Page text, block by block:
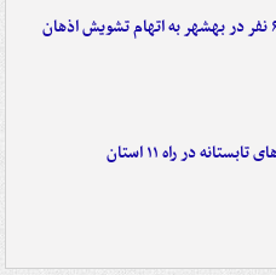
دستگیری ۶ نفر در بهشهر به اتهام تشویش اذهان
در راه ۱۱ استان